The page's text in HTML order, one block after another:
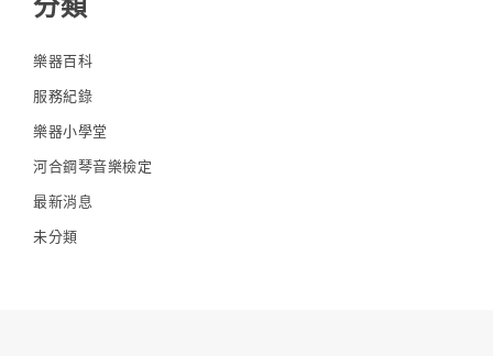
樂器百科
服務紀錄
樂器小學堂
河合鋼琴音樂檢定
最新消息
未分類